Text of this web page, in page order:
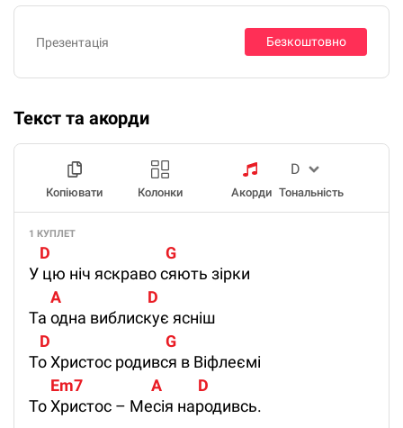
Презентація Безкоштовно
Текст та акорди
Копіювати Колонки Акорди Тональність
1 КУПЛЕТ
   D                                G
У цю ніч яскраво сяють зірки
      A                        D
Та одна виблискує ясніш
   D                                G
То Христос родився в Віфлеємі
      Em7                   A          D
То Христос – Месія народивсь.